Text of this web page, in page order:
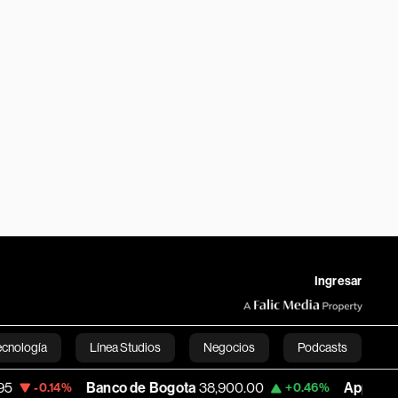
Ingresar
Línea Studios Negocios Podcasts
English
Banco de Bogota 38,900.00 +0.46% Apple 313.305